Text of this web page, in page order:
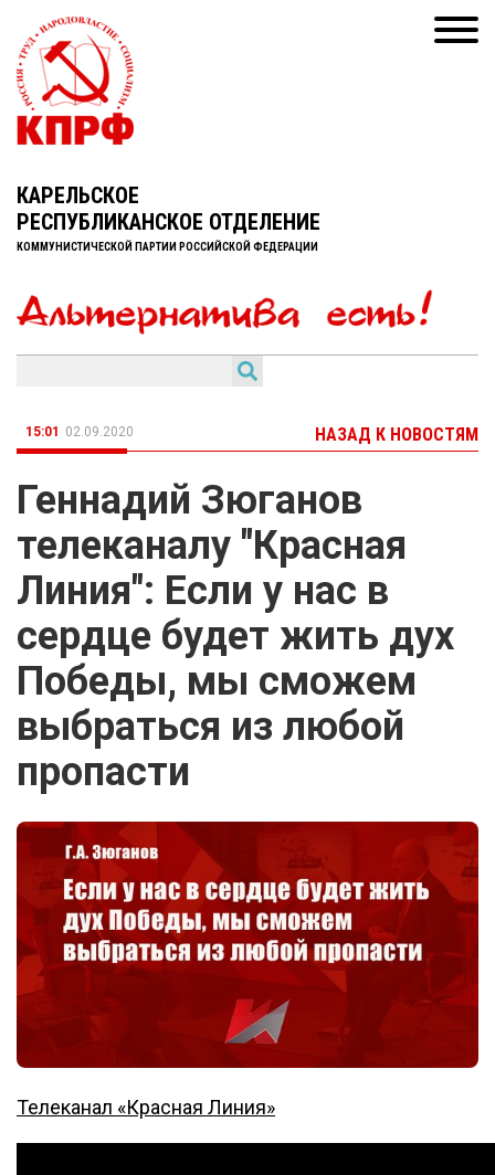
КАРЕЛЬСКОЕ
РЕСПУБЛИКАНСКОЕ ОТДЕЛЕНИЕ
КОММУНИСТИЧЕСКОЙ ПАРТИИ РОССИЙСКОЙ ФЕДЕРАЦИИ
15:01 02.09.2020 НАЗАД К НОВОСТЯМ
Геннадий Зюганов
телеканалу "Красная
Линия": Если у нас в
сердце будет жить дух
Победы, мы сможем
выбраться из любой
пропасти
Телеканал «Красная Линия»